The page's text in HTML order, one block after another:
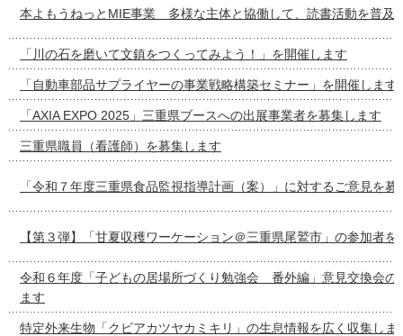
本よもうねっとMIE事業 多様な主体と協働して、読書活動を普及
「川の石を磨いて文鎮をつくってみよう！」を開催します
「自動車部品サプライヤーの事業戦略構築セミナー」を開催します
「AXIA EXPO 2025」三重県ブースへの出展事業者を募集します
三重県職員（看護師）を募集します
「令和７年度三重県食品監視指導計画（案）」に対するご意見を募
【第３弾】「甘夏収穫ワーケーション＠三重県尾鷲市」の参加者を
令和６年度「子どもの居場所づくり勉強会 番外編」意見交換会の
ます
特定外来生物「クビアカツヤカミキリ」の生息情報を広く収集しま